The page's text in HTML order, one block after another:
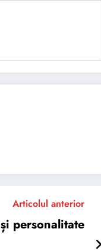
Articolul anterior
personalitate